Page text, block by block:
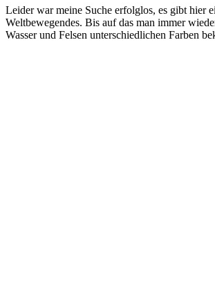
Leider war meine Suche erfolglos, es gibt hier
Weltbewegendes. Bis auf das man immer
Wasser und Felsen unterschiedlichen Farben